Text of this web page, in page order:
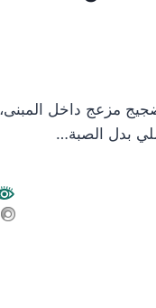
مزعج داخل المبنى،
بدل الصبة…